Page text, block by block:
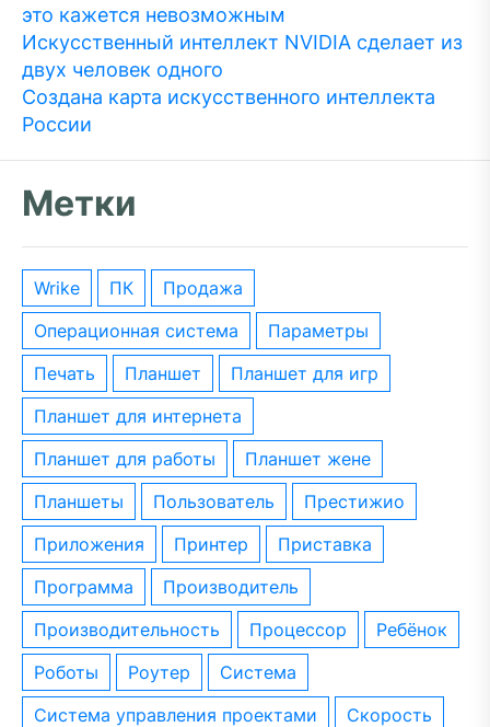
это кажется невозможным
Искусственный интеллект NVIDIA сделает из
двух человек одного
Создана карта искусственного интеллекта
России
Метки
wrike ПК
Продажа
операционная система
параметры
печать
планшет
планшет для игр
планшет для интернета
планшет для работы
планшет жене
планшеты
пользователь
престижио
приложения
принтер
приставка
программа
производитель
производительность
процессор
ребёнок
роботы
роутер
система
система управления проектами
скорость